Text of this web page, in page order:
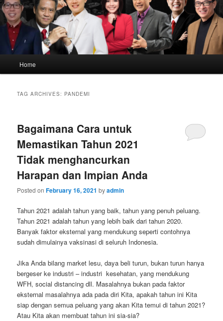
Home
TAG ARCHIVES: PANDEMI
Bagaimana Cara untuk
Memastikan Tahun 2021
Tidak menghancurkan
Harapan dan Impian Anda
Posted onFebruary 16, 2021 byadmin
Tahun 2021 adalah tahun yang baik, tahun yang penuh peluang.
Tahun 2021 adalah tahun yang lebih baik dari tahun 2020.
Banyak faktor eksternal yang mendukung seperti contohnya
sudah dimulainya vaksinasi di seluruh Indonesia.
Jika Anda bilang market lesu, daya beli turun, bukan turun hanya
bergeser ke industri – industri kesehatan, yang mendukung
WFH, social distancing dll. Masalahnya bukan pada faktor
eksternal masalahnya ada pada diri Kita, apakah tahun ini Kita
siap dengan semua peluang yang akan Kita temui di tahun 2021?
Atau Kita akan membuat tahun ini sia-sia?